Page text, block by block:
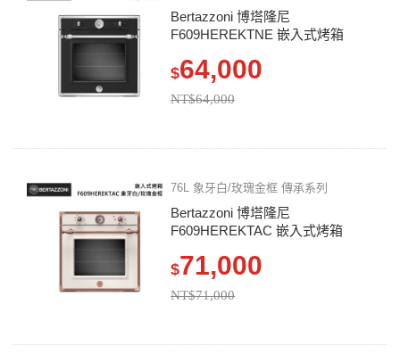
Bertazzoni 博塔隆尼
F609HEREKTNE 嵌入式烤箱
$64,000
NT$64,000
76L 象牙白/玫瑰金框 傳承系列
Bertazzoni 博塔隆尼
F609HEREKTAC 嵌入式烤箱
$71,000
NT$71,000